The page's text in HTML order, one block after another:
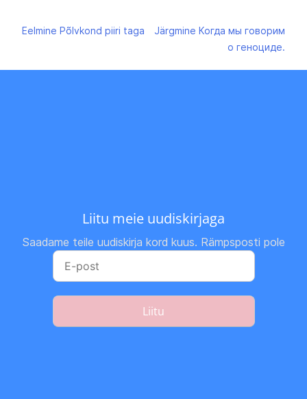
Navigeerimine
Eelmine Põlvkond piiri taga Järgmine Когда мы говорим
о геноциде.
Liitu meie uudiskirjaga
Saadame teile uudiskirja kord kuus. Rämpsposti pole
Liitu